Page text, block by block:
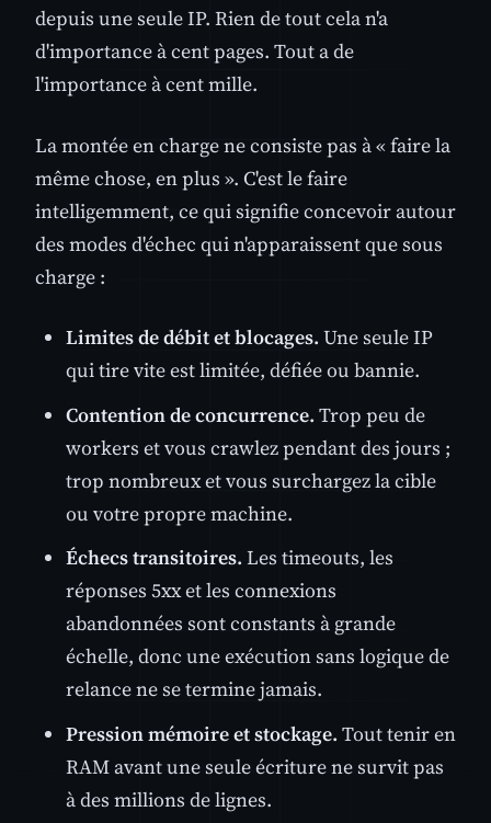
depuis une seule IP. Rien de tout cela n'a
d'importance à cent pages. Tout a de
l'importance à cent mille.
La montée en charge ne consiste pas à « faire la
même chose, en plus ». C'est le faire
intelligemment, ce qui signifie concevoir autour
des modes d'échec qui n'apparaissent que sous
charge :
Limites de débit et blocages. Une seule IP
qui tire vite est limitée, défiée ou bannie.
Contention de concurrence. Trop peu de
workers et vous crawlez pendant des jours ;
trop nombreux et vous surchargez la cible
ou votre propre machine.
Échecs transitoires. Les timeouts, les
réponses 5xx et les connexions
abandonnées sont constants à grande
échelle, donc une exécution sans logique de
relance ne se termine jamais.
Pression mémoire et stockage. Tout tenir en
RAM avant une seule écriture ne survit pas
à des millions de lignes.